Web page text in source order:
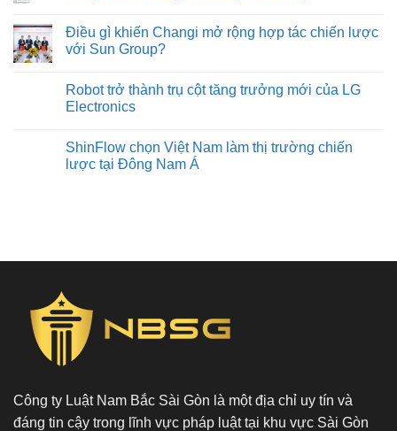
Điều gì khiến Changi mở rộng hợp tác chiến lược
với Sun Group?
Robot trở thành trụ cột tăng trưởng mới của LG
Electronics
ShinFlow chọn Việt Nam làm thị trường chiến
lược tại Đông Nam Á
Công ty Luật Nam Bắc Sài Gòn là một địa chỉ uy tín và
đáng tin cậy trong lĩnh vực pháp luật tại khu vực Sài Gòn